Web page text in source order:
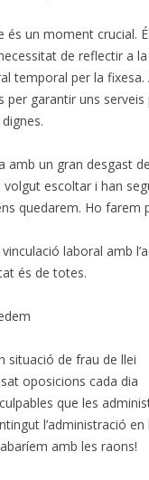
4/11/
és un moment crucial.
de reflectir a la
temporal per la
garantir uns
amb un gran desgast
escoltar i han
quedarem. Ho farem
laboral amb
és de totes.
situació de frau de llei
oposicions cada dia
que les
l’administració
amb les raons!